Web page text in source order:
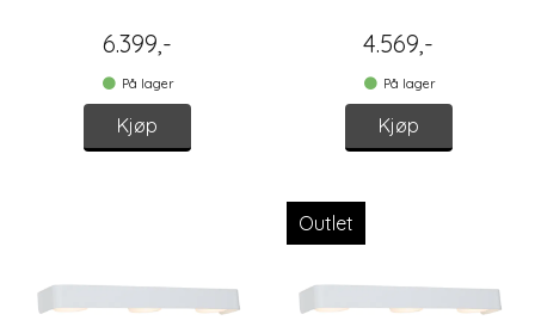
6.399,-
På lager
Kjøp
4.569,-
På lager
Kjøp
Outlet